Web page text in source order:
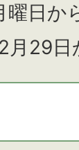
曜日か
月29日